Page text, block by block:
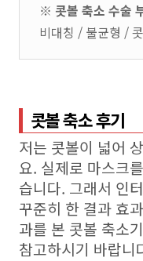
※ 콧볼 축소 수술
비대칭 / 불균형 /
콧볼 축소 후기
저는 콧볼이 넓어
요. 실제로 마스크
습니다. 그래서 인
꾸준히 한 결과 효
과를 본 콧볼 축소
참고하시기 바랍니